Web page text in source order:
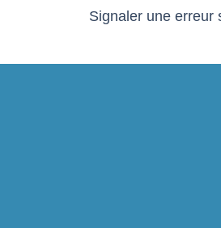
Signaler une erreur